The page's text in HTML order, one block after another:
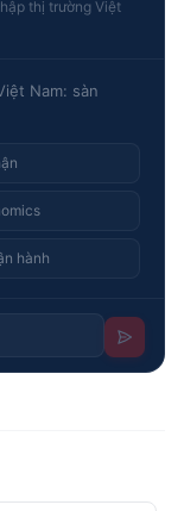
thị trường Việt
Nam: sàn
hành